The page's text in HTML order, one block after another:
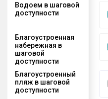
Водоем в шаговой
доступности
Благоустроенная
набережная в
шаговой
доступности
Благоустроенный
пляж в шаговой
доступности